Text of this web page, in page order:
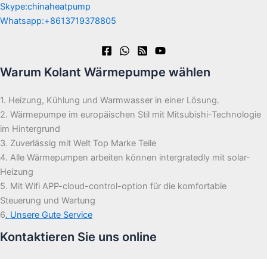
Skype:chinaheatpump
Whatsapp:+8613719378805
Warum Kolant Wärmepumpe wählen
1. Heizung, Kühlung und Warmwasser in einer Lösung.
2. Wärmepumpe im europäischen Stil mit Mitsubishi-Technologie
im Hintergrund
3. Zuverlässig mit Welt Top Marke Teile
4. Alle Wärmepumpen arbeiten können intergratedly mit solar-
Heizung
5. Mit Wifi APP-cloud-control-option für die komfortable
Steuerung und Wartung
6. Unsere Gute Service
Kontaktieren Sie uns online